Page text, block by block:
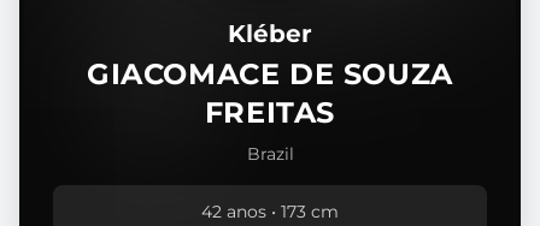
Kléber
GIACOMACE DE SOUZA
FREITAS
Brazil
42 anos • 173 cm